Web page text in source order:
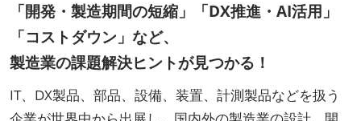
「開発・製造期間の短縮」「DX推進・AI活用」
「コストダウン」など、
製造業の課題解決ヒントが見つかる！
IT、DX製品、部品、設備、装置、計測製品などを扱う